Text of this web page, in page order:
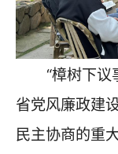
“樟树下
省党风廉政建
民主协商的重